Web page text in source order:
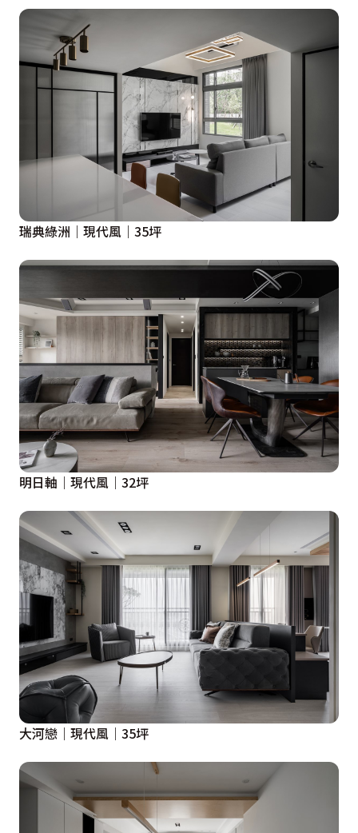
瑞典綠洲｜現代風｜35坪
明日軸｜現代風｜32坪
大河戀｜現代風｜35坪